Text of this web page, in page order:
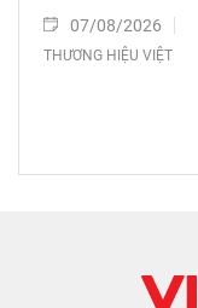
07/08/2026
THƯƠNG HIỆU VIỆT